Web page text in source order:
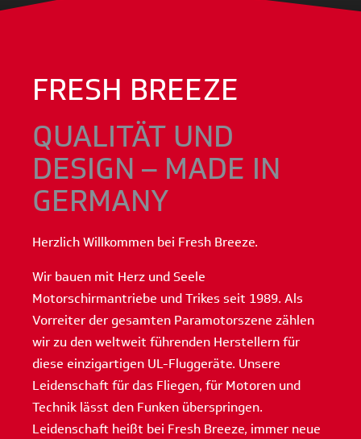
FRESH BREEZE
QUALITÄT UND
DESIGN – MADE IN
GERMANY
Herzlich Willkommen bei Fresh Breeze.
Wir bauen mit Herz und Seele
Motorschirmantriebe und Trikes seit 1989. Als
Vorreiter der gesamten Paramotorszene zählen
wir zu den weltweit führenden Herstellern für
diese einzigartigen UL-Fluggeräte. Unsere
Leidenschaft für das Fliegen, für Motoren und
Technik lässt den Funken überspringen.
Leidenschaft heißt bei Fresh Breeze, immer neue